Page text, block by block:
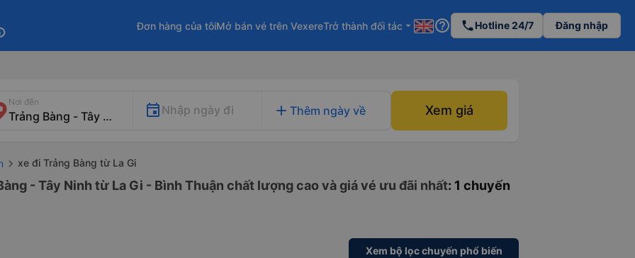
Đơn hàng của tôiMở bán vé trên VexereTrở thành đối tác arrow_drop_down help_outline phoneHotline 24/7 Đăng nhập
Nơi đến
Nhập ngày đi add Thêm ngày về Xem giá
xe đi Trảng Bàng từ La Gi
- Tây Ninh từ La Gi - Bình Thuận chất lượng cao và giá vé ưu đãi nhất: 1 chuyến
Xem bộ lọc chuyến phổ biến